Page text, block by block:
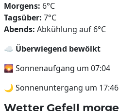
Morgens: 6°C
Tagsüber: 7°C
Abends: Abkühlung auf 6°C
☁️ Überwiegend bewölkt
🌄 Sonnenaufgang um 07:04
🌙 Sonnenuntergang um 17:46
Wetter Gefell